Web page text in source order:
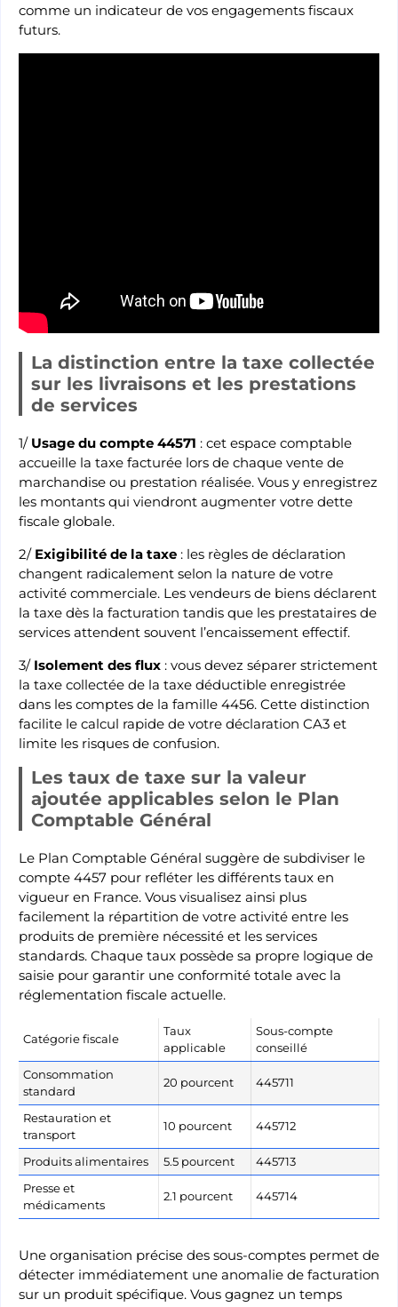
comme un indicateur de vos engagements fiscaux
futurs.
La distinction entre la taxe collectée
sur les livraisons et les prestations
de services
1/ Usage du compte 44571 : cet espace comptable
accueille la taxe facturée lors de chaque vente de
marchandise ou prestation réalisée. Vous y enregistrez
les montants qui viendront augmenter votre dette
fiscale globale.
2/ Exigibilité de la taxe : les règles de déclaration
changent radicalement selon la nature de votre
activité commerciale. Les vendeurs de biens déclarent
la taxe dès la facturation tandis que les prestataires de
services attendent souvent l’encaissement effectif.
3/ Isolement des flux : vous devez séparer strictement
la taxe collectée de la taxe déductible enregistrée
dans les comptes de la famille 4456. Cette distinction
facilite le calcul rapide de votre déclaration CA3 et
limite les risques de confusion.
Les taux de taxe sur la valeur
ajoutée applicables selon le Plan
Comptable Général
Le Plan Comptable Général suggère de subdiviser le
compte 4457 pour refléter les différents taux en
vigueur en France. Vous visualisez ainsi plus
facilement la répartition de votre activité entre les
produits de première nécessité et les services
standards. Chaque taux possède sa propre logique de
saisie pour garantir une conformité totale avec la
réglementation fiscale actuelle.
Catégorie fiscale
Taux
applicable
Sous-compte
conseillé
Consommation
standard
20 pourcent 445711
Restauration et
transport
10 pourcent 445712
Produits alimentaires 5.5 pourcent
445713
Presse et
médicaments
2.1 pourcent 445714
Une organisation précise des sous-comptes permet de
détecter immédiatement une anomalie de facturation
sur un produit spécifique. Vous gagnez un temps